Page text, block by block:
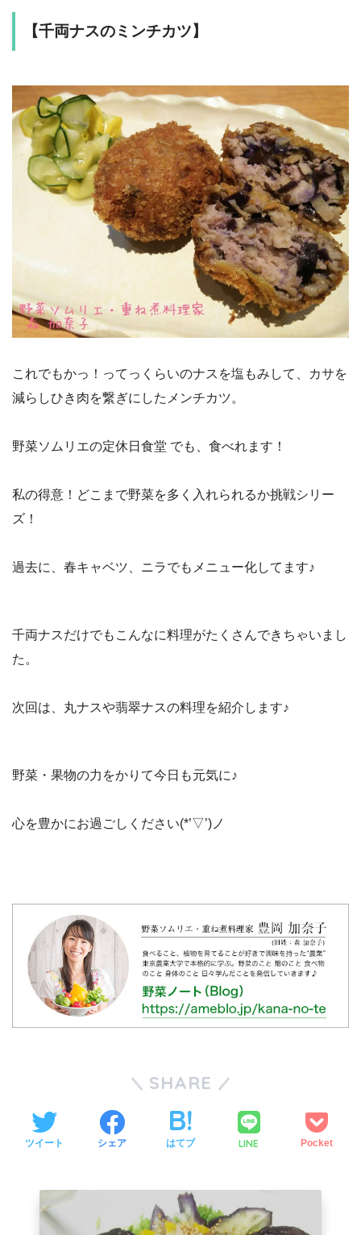
【千両ナスのミンチカツ】
これでもかっ！ってっくらいのナスを塩もみして、カサを
減らしひき肉を繋ぎにしたメンチカツ。
野菜ソムリエの定休日食堂 でも、食べれます！
私の得意！どこまで野菜を多く入れられるか挑戦シリー
ズ！
過去に、春キャベツ、ニラでもメニュー化してます♪
千両ナスだけでもこんなに料理がたくさんできちゃいまし
た。
次回は、丸ナスや翡翠ナスの料理を紹介します♪
野菜・果物の力をかりて今日も元気に♪
心を豊かにお過ごしください(*’▽’)ノ
SHARE
ツイート シェア はてブ LINE Pocket